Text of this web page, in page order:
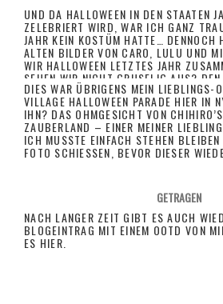
GELACHT
GELACHT HABE ICH ÜBER DIESEN
SÜSSIGKEITEN UND HABE MICH
EFREUT ALS DIESE IM BÜRO VERTEILT
APPY HALLOWEEN!
UND DA HALLOWEEN IN DEN STAATEN
ELEBRIERT WIRD, WAR ICH GANZ
AHR KEIN KOSTÜM HATTE… DENNOCH
LTEN BILDER VON CARO, LULU UND
IR HALLOWEEN LETZTES JAHR
EHEN WIR NICHT GRUSELIG AUS?
MEIN HALLOWEEN VOM LETZTEN JAHR
HIER.
DIES WAR ÜBRIGENS MEIN LIEBLINGS-
VILLAGE HALLOWEEN PARADE HIER IN
IHN? DAS OHMGESICHT VON
ZAUBERLAND – EINER MEINER
ICH MUSSTE EINFACH STEHEN
FOTO SCHIESSEN, BEVOR DIESER
GETRAGEN
NACH LANGER ZEIT GIBT ES AUCH
BLOGEINTRAG MIT EINEM OOTD VON
ES HIER.